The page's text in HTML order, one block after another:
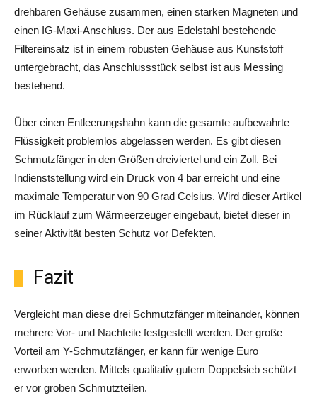
drehbaren Gehäuse zusammen, einen starken Magneten und
einen IG-Maxi-Anschluss. Der aus Edelstahl bestehende
Filtereinsatz ist in einem robusten Gehäuse aus Kunststoff
untergebracht, das Anschlussstück selbst ist aus Messing
bestehend.
Über einen Entleerungshahn kann die gesamte aufbewahrte
Flüssigkeit problemlos abgelassen werden. Es gibt diesen
Schmutzfänger in den Größen dreiviertel und ein Zoll. Bei
Indienststellung wird ein Druck von 4 bar erreicht und eine
maximale Temperatur von 90 Grad Celsius. Wird dieser Artikel
im Rücklauf zum Wärmeerzeuger eingebaut, bietet dieser in
seiner Aktivität besten Schutz vor Defekten.
Fazit
Vergleicht man diese drei Schmutzfänger miteinander, können
mehrere Vor- und Nachteile festgestellt werden. Der große
Vorteil am Y-Schmutzfänger, er kann für wenige Euro
erworben werden. Mittels qualitativ gutem Doppelsieb schützt
er vor groben Schmutzteilen.